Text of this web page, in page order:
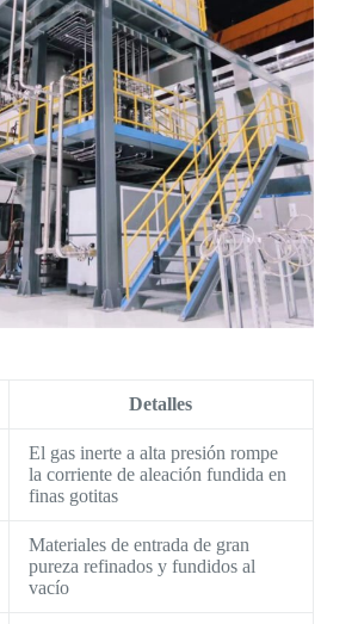
Detalles
El gas inerte a alta presión rompe
la corriente de aleación fundida en
finas gotitas
Materiales de entrada de gran
pureza refinados y fundidos al
vacío